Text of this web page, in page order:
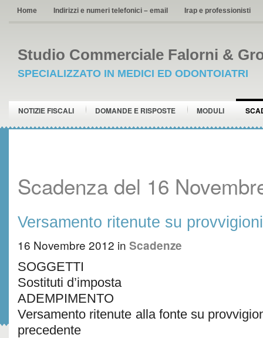
Home Indirizzi e numeri telefonici – email Irap e professionisti
Studio Commerciale Falorni &
SPECIALIZZATO IN MEDICI ED ODONTOIATRI
NOTIZIE FISCALI DOMANDE E RISPOSTE MODULI
Scadenza del 16
Versamento ritenute su provvigioni
16 Novembre 2012 in Scadenze
SOGGETTI
Sostituti d’imposta
ADEMPIMENTO
Versamento ritenute alla fonte su
precedente